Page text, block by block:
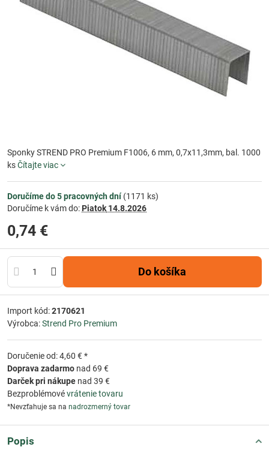
Sponky STREND PRO Premium F1006, 6 mm, 0,7x11,3mm, bal. 1000
ksČítajte viac
Doručíme do 5 pracovných dní(1171 ks)
Doručíme k vám do: Piatok 14.8.2026
0,74 €
Do košíka
Import kód:2170621
Výrobca:Strend Pro Premium
Doručenie od: 4,60 € *
Doprava zadarmo nad 69 €
Darček pri nákupe nad 39 €
Bezproblémovévrátenie tovaru
*Nevzťahuje sa na nadrozmerný tovar
Popis